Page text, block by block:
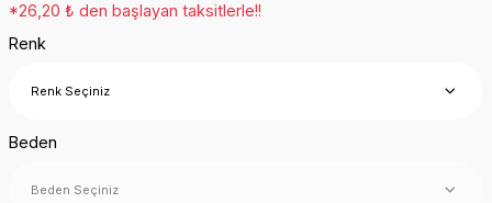
*26,20 ₺ den başlayan taksitlerle!!
Renk
Beden